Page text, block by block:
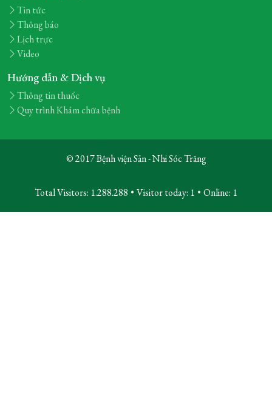
Tin tức
Thông báo
Lịch trực
Video
Hướng dẫn & Dịch vụ
Thông tin thuốc
Quy trình Khám chữa bệnh
© 2017 Bệnh viện Sản - Nhi Sóc Trăng
Total Visitors: 1.288.288 • Visitor today: 1 • Online: 1